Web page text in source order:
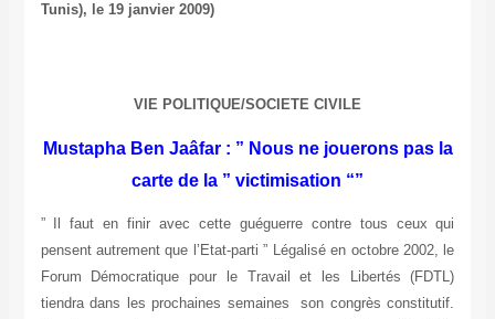
Tunis), le 19 janvier 2009)
VIE POLITIQUE/SOCIETE CIVILE
Mustapha Ben Jaâfar : ” Nous ne jouerons pas la
carte de la ” victimisation “”
” Il faut en finir avec cette guéguerre contre tous ceux qui
pensent autrement que l’Etat-parti ” Légalisé en octobre 2002, le
Forum Démocratique pour le Travail et les Libertés (FDTL)
tiendra dans les prochaines semaines son congrès constitutif.